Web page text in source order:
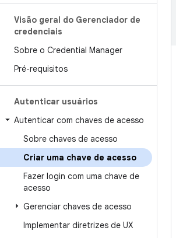
Visão geral do Gerenciador de
credenciais
Sobre o Credential Manager
Pré-requisitos
Autenticar usuários
Autenticar com chaves de acesso
Sobre chaves de acesso
Criar uma chave de acesso
Fazer login com uma chave de
acesso
Gerenciar chaves de acesso
Implementar diretrizes de UX